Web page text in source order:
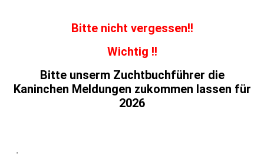
Bitte nicht vergessen!!
Wichtig !!
Bitte unserm Zuchtbuchführer die
Kaninchen Meldungen zukommen lassen für
2026